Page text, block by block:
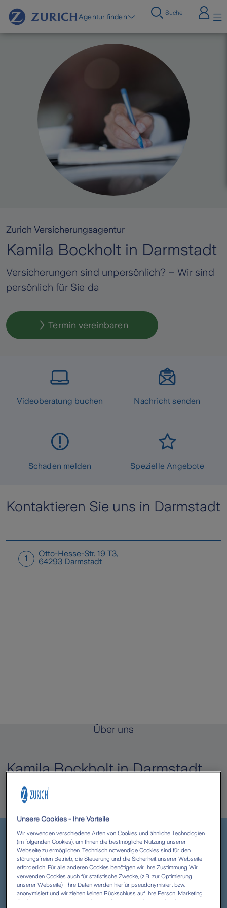
Agentur finden Suche
Zurich Versicherungsagentur
Kamila Bockholt in Darmstadt
Versicherungen sind unpersönlich? – Wir sind
persönlich für Sie da
Termin vereinbaren
Videoberatung buchen Nachricht senden
Schaden melden Spezielle Angebote
Kontaktieren Sie uns in Darmstadt
1
Otto-Hesse-Str. 19 T3,
64293 Darmstadt
Über uns
Kamila Bockholt in Darmstadt
Herzlich willkommen bei Ihrer Geschäftsstelle
Unsere Cookies - Ihre Vorteile
Wir verwenden verschiedene Arten von Cookies und ähnliche Technologien
(im folgenden Cookies), um Ihnen die bestmögliche Nutzung unserer
Webseite zu ermöglichen. Technisch notwendige Cookies sind für den
störungsfreien Betrieb, die Steuerung und die Sicherheit unserer Webseite
erforderlich. Für alle anderen Cookies benötigen wir Ihre Zustimmung Wir
verwenden Cookies auch für statistische Zwecke, (z.B. zur Optimierung
unserer Webseite)- Ihre Daten werden hierfür pseudonymisiert bzw.
anonymisiert und wir ziehen keinen Rückschluss auf Ihre Person. Marketing
Cookies ermöglichen es uns, Ihnen auf unserer Webseite oder den